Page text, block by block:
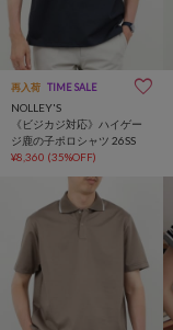
再入荷 TIME SALE
NOLLEY'S
《ビジカジ対応》ハイゲー
ジ鹿の子ポロシャツ 26SS
¥8,360 (35%OFF)